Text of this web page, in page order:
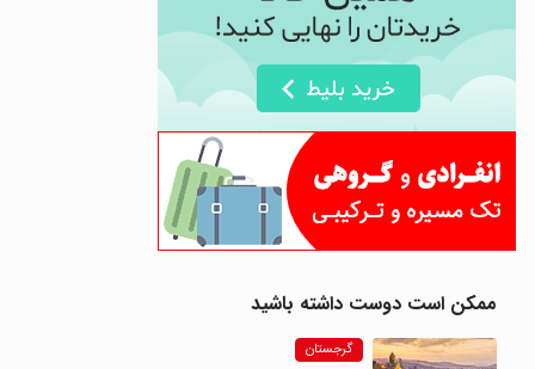
ممکن است دوست داشته باشید
گرجستان